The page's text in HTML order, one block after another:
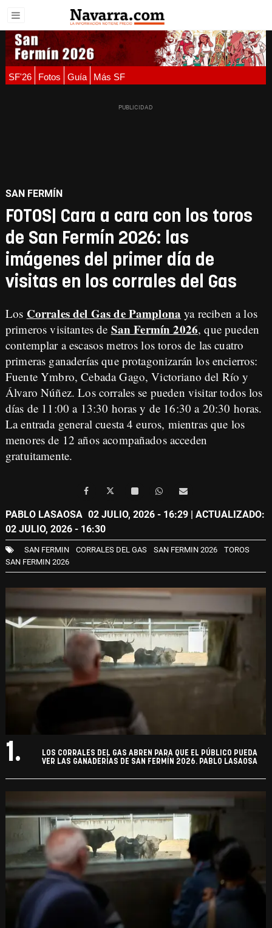
SF'26 Fotos Guía Más SF
SAN FERMÍN
FOTOS| Cara a cara con los toros
de San Fermín 2026: las
imágenes del primer día de
visitas en los corrales del Gas
Los Corrales del Gas de Pamplona ya reciben a los
primeros visitantes de San Fermín 2026, que pueden
contemplar a escasos metros los toros de las cuatro
primeras ganaderías que protagonizarán los encierros:
Fuente Ymbro, Cebada Gago, Victoriano del Río y
Álvaro Núñez. Los corrales se pueden visitar todos los
días de 11:00 a 13:30 horas y de 16:30 a 20:30 horas.
La entrada general cuesta 4 euros, mientras que los
menores de 12 años acompañados acceden
gratuitamente.
PABLO LASAOSA 02 JULIO, 2026 - 16:29 | ACTUALIZADO:
02 JULIO, 2026 - 16:30
SAN FERMIN CORRALES DEL GAS SAN FERMIN 2026
TOROS
SAN FERMIN 2026
1.
LOS CORRALES DEL GAS ABREN PARA QUE EL PÚBLICO PUEDA
VER LAS GANADERÍAS DE SAN FERMÍN 2026. PABLO LASAOSA